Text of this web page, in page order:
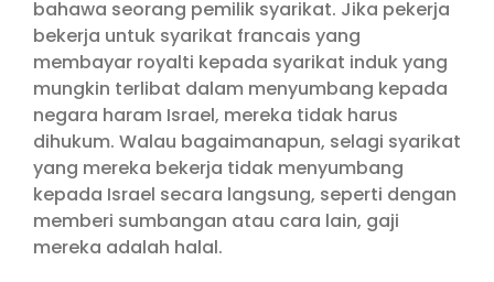
bahawa seorang pemilik syarikat. Jika pekerja
bekerja untuk syarikat francais yang
membayar royalti kepada syarikat induk yang
mungkin terlibat dalam menyumbang kepada
negara haram Israel, mereka tidak harus
dihukum. Walau bagaimanapun, selagi syarikat
yang mereka bekerja tidak menyumbang
kepada Israel secara langsung, seperti dengan
memberi sumbangan atau cara lain, gaji
mereka adalah halal.